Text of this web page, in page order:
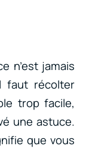
n’est jamais
faut récolter
trop facile,
une astuce.
que vous